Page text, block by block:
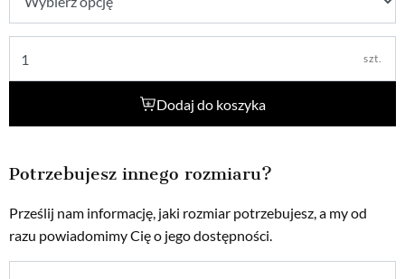
szt.
Dodaj do koszyka
Potrzebujesz innego rozmiaru?
Prześlij nam informację, jaki rozmiar potrzebujesz, a my od
razu powiadomimy Cię o jego dostępności.